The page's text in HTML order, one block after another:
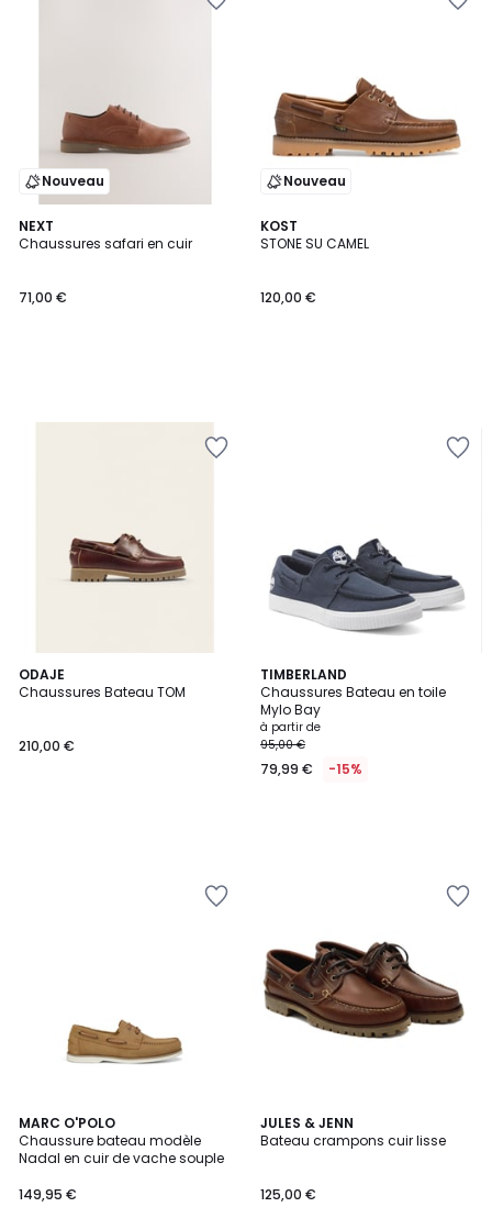
Nouveau
NEXT
Chaussures safari en cuir
71,00 €
Nouveau
KOST
STONE SU CAMEL
120,00 €
ODAJE
Chaussures Bateau TOM
210,00 €
TIMBERLAND
Chaussures Bateau en toile
Mylo Bay
à partir de
95,00 €
79,99 € -15%
MARC O'POLO
Chaussure bateau modèle
Nadal en cuir de vache souple
149,95 €
3
Couleurs
JULES & JENN
Bateau crampons cuir lisse
125,00 €
5
/